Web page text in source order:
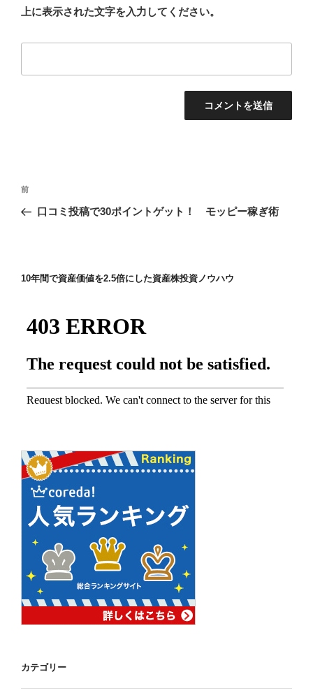
上に表示された文字を入力してください。
投
ナ
ー
ョ
ン
前
の
前
口コミ投稿で30ポイントゲット！ モッピー稼ぎ術
10年間で資産価値を2.5倍にした資産株投資ノウハウ
カテゴリー